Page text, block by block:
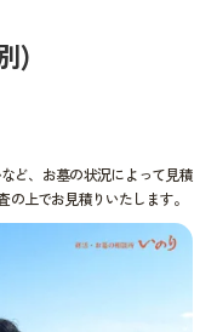
)
ど、お墓の状況によって見積
上でお見積りいたします。